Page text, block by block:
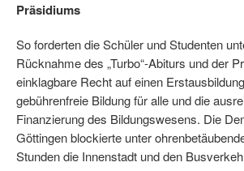
Präsidiums
So forderten die Schüler und Studenten
Rücknahme des „Turbo“-Abiturs und der
einklagbare Recht auf einen
gebührenfreie Bildung für alle und die
Finanzierung des Bildungswesens. Die
Göttingen blockierte unter
Stunden die Innenstadt und den